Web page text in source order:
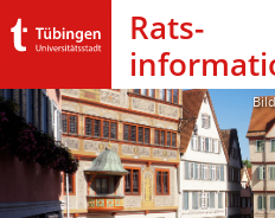
Rats­